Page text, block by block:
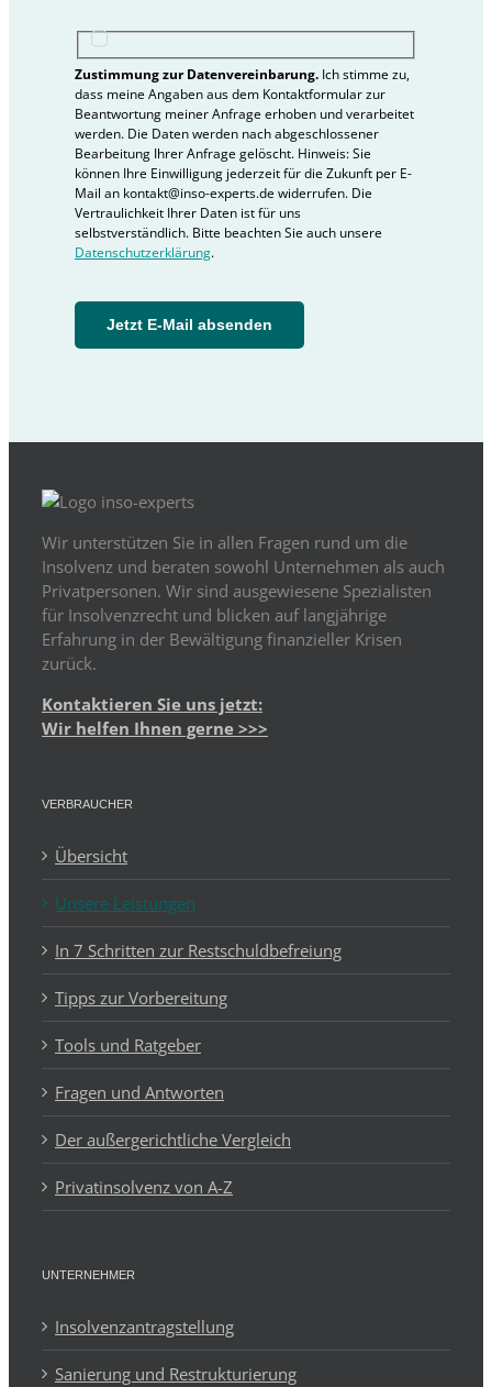
Zustimmung zur Datenvereinbarung.Ich stimme zu,
dass meine Angaben aus dem Kontaktformular zur
Beantwortung meiner Anfrage erhoben und verarbeitet
werden. Die Daten werden nach abgeschlossener
Bearbeitung Ihrer Anfrage gelöscht. Hinweis: Sie
können Ihre Einwilligung jederzeit für die Zukunft per E-
Mail an kontakt@inso-experts.de widerrufen. Die
Vertraulichkeit Ihrer Daten ist für uns
selbstverständlich. Bitte beachten Sie auch unsere
Datenschutzerklärung.
Jetzt E-Mail absenden
Wir unterstützen Sie in allen Fragen rund um die
Insolvenz und beraten sowohl Unternehmen als auch
Privatpersonen. Wir sind ausgewiesene Spezialisten
für Insolvenzrecht und blicken auf langjährige
Erfahrung in der Bewältigung finanzieller Krisen
zurück.
Kontaktieren Sie uns jetzt:
Wir helfen Ihnen gerne >>>
VERBRAUCHER
Übersicht
Unsere Leistungen
In 7 Schritten zur Restschuldbefreiung
Tipps zur Vorbereitung
Tools und Ratgeber
Fragen und Antworten
Der außergerichtliche Vergleich
Privatinsolvenz von A-Z
UNTERNEHMER
Insolvenzantragstellung
Sanierung und Restrukturierung